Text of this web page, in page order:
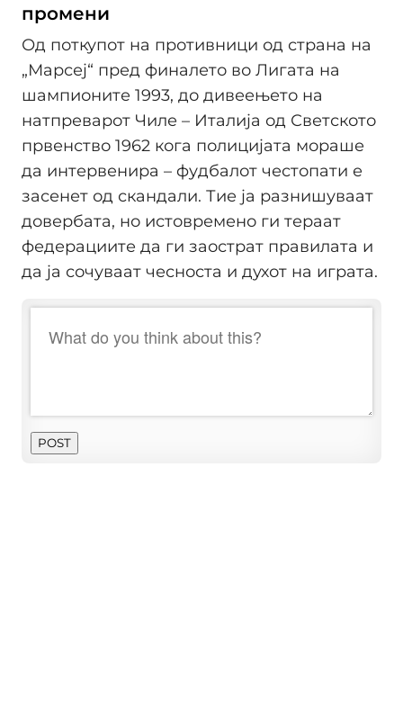
промени
Од поткупот на противници од страна на
„Марсеј“ пред финалето во Лигата на
шампионите 1993, до дивеењето на
натпреварот Чиле – Италија од Светското
првенство 1962 кога полицијата мораше
да интервенира – фудбалот честопати е
засенет од скандали. Тие ја разнишуваат
довербата, но истовремено ги тераат
федерациите да ги заострат правилата и
да ја сочуваат чесноста и духот на играта.
POST